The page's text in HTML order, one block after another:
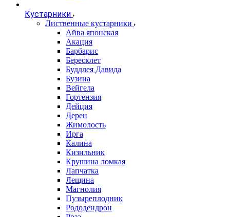
Кустарники
Лиственные кустарники
Айва японская
Акация
Барбарис
Бересклет
Буддлея Давида
Бузина
Вейгела
Гортензия
Дейция
Дерен
Жимолость
Ирга
Калина
Кизильник
Крушина ломкая
Лапчатка
Лещина
Магнолия
Пузыреплодник
Рододендрон